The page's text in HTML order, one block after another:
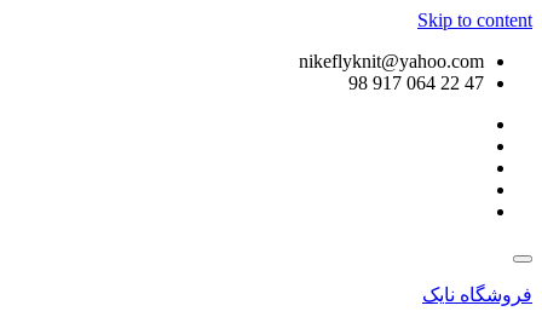
Skip to content
nikeflyknit@yahoo.com
47 22 064 917 98
فروشگاه نایک